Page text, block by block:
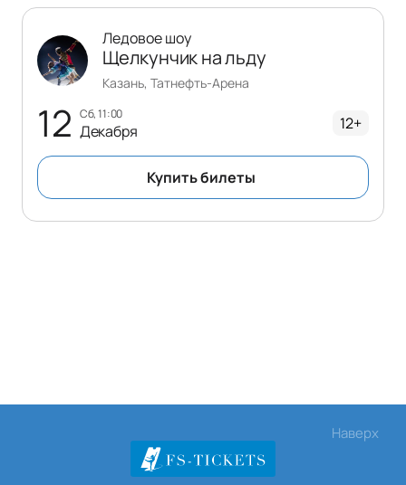
12 сб, 11:00
Декабря
Ледовое шоу
Щелкунчик на льду
Казань, Татнефть-Арена
12+
Купить билеты
Наверх